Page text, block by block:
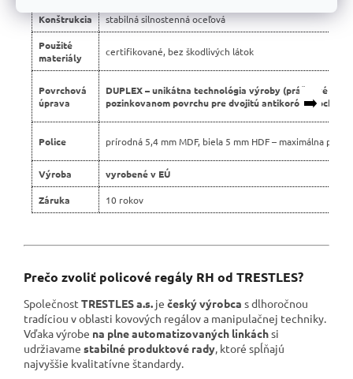
➡️
Konštrukcia stabilná silnostenná oceľová
Použité
materiály
certifikované, bez škodlivých látok
Povrchová
úprava
DUPLEX – unikátna technológia výroby (práškové
pozinkovanom povrchu pre dvojitú antikoróznu
Police prírodná 5,4 mm MDF, biela 5 mm HDF – maximálna
Výroba vyrobené v EÚ
Záruka 10 rokov
Prečo zvoliť policové regály RH od TRESTLES?
Společnost TRESTLES a.s. je český výrobca s dlhoročnou
tradíciou v oblasti kovových regálov a manipulačnej techniky.
Vďaka výrobe na plne automatizovaných linkáchsi
udržiavame stabilné produktové rady , ktoré spĺňajú
najvyššie kvalitatívne štandardy.